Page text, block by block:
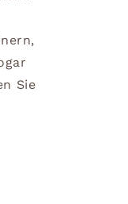
Sie